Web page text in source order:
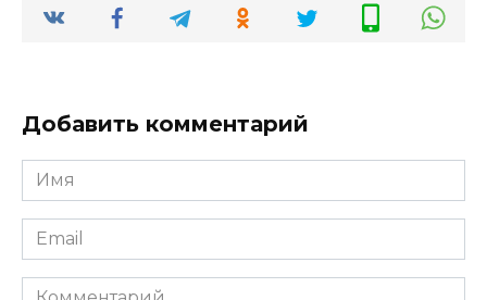
Добавить комментарий
Имя
*
Email
*
Комментарий